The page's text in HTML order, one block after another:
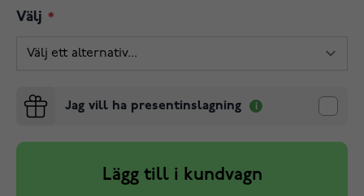
Välj
Jag vill ha presentinslagning
Lägg till i kundvagn